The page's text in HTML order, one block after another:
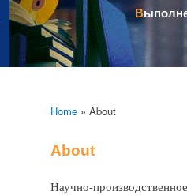
Home » About
About
Научно-